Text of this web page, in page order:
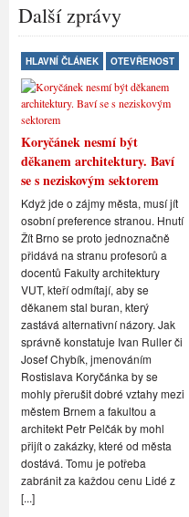
Další zprávy
HLAVNÍ ČLÁNEK OTEVŘENOST
Koryčánek nesmí být
děkanem architektury. Baví
se s neziskovým sektorem
Když jde o zájmy města, musí jít
osobní preference stranou. Hnutí
Žít Brno se proto jednoznačně
přidává na stranu profesorů a
docentů Fakulty architektury
VUT, kteří odmítají, aby se
děkanem stal buran, který
zastává alternativní názory. Jak
správně konstatuje Ivan Ruller či
Josef Chybík, jmenováním
Rostislava Koryčánka by se
mohly přerušit dobré vztahy mezi
městem Brnem a fakultou a
architekt Petr Pelčák by mohl
přijít o zakázky, které od města
dostává. Tomu je potřeba
zabránit za každou cenu Lidé z
[...]